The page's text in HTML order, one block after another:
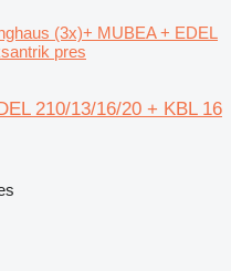
(3x)+ MUBEA + EDEL
pres
210/13/16/20 + KBL 16